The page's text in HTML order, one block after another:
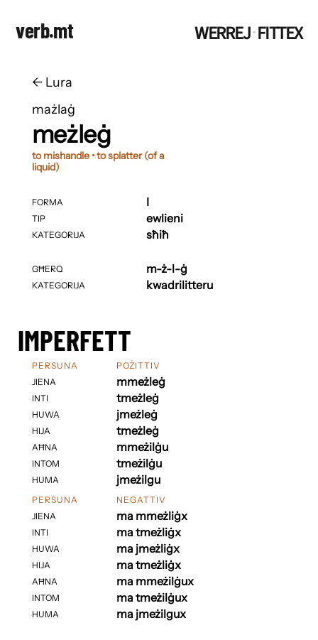
verb.mt WERREJ·FITTEX
← ​​Lura
mażlaġ
meżleġ
to mishandle • to splatter (of a
liquid)
FORMA
TIP
KATEGORIJA
GĦERQ
KATEGORIJA
I
ewlieni
sħiħ
m-ż-l-ġ
kwadrilitteru
IMPERFETT
PERSUNA
JIENA
INTI
HUWA
HIJA
AĦNA
INTOM
HUMA
POŻITTIV
mmeżleġ
tmeżleġ
jmeżleġ
tmeżleġ
mmeżilġu
tmeżilġu
jmeżilgu
PERSUNA
JIENA
INTI
HUWA
HIJA
AĦNA
INTOM
HUMA
NEGATTIV
ma mmeżliġx
ma tmeżliġx
ma jmeżliġx
ma tmeżliġx
ma mmeżilġux
ma tmeżilġux
ma jmeżilgux